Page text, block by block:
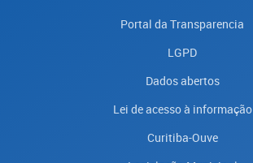
Portal da Transparencia
LGPD
Dados abertos
Lei de acesso à informação
Curitiba-Ouve